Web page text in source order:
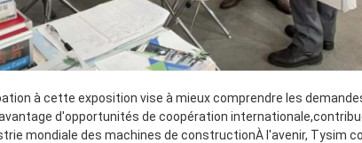
à cette exposition vise à mieux comprendre les
d'opportunités de coopération
mondiale des machines de constructionÀ l'avenir, Tysim